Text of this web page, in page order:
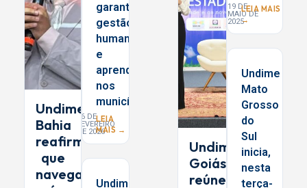
Undime
Bahia
reafirma
que
navegar
garantir
gestão
humanizada
e
aprendizagem
nos
municípios
26 DE
FEVEREIRO
DE 2026
LEIA
MAIS →
Undime
Undime
Goiás
reúne
19 DE
MAIO DE
2025
LEIA MAIS
→
Undime
Mato
Grosso
do
Sul
inicia,
nesta
terça-